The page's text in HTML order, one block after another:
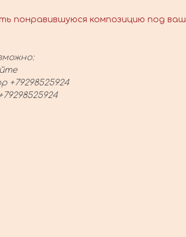
понравившуюся композицию под ваш
+79298525924